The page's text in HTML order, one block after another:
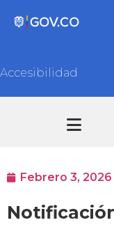
Accesibilidad
Febrero 3, 2026